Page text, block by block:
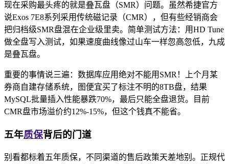
现在采购最头疼的就是叠瓦盘（SMR）问题。虽然希捷官方
说Exos 7E8系列采用传统磁记录（CMR），但有些经销商会
把归档级SMR盘混在企业级里卖。简单测试方法：用HD Tune
做全盘写入测试，如果速度曲线像过山车一样忽高忽低，九成
是叠瓦盘。
重要的事情说三遍：数据库应用绝对不能用SMR！上个月某
券商自建存储系统，图便宜买了标注不明的8TB盘，结果
MySQL批量插入性能暴跌70%，最后只能全盘退货。目前
CMR盘市场溢价约12%-15%，但这个钱真不能省。
五年质保背后的门道
别看都标着五年质保，不同渠道的售后政策天差地别。正规代